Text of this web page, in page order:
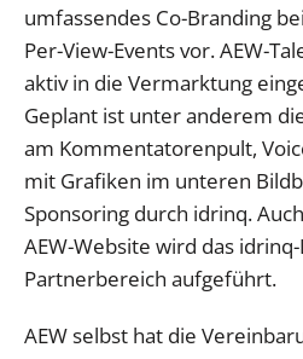
umfassendes Co-Branding
Per-View-Events vor. AEW-
aktiv in die Vermarktung
Geplant ist unter anderem
am Kommentatorenpult,
mit Grafiken im unteren
Sponsoring durch idrinq.
AEW-Website wird das
Partnerbereich aufgeführt.
AEW selbst hat die